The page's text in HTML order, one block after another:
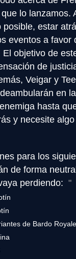
lo lanzamos.
posible, estar
eventos a favor
El objetivo de
de
Veigar y
en
hasta
y necesite
para los
de forma
perdiendo:
de Bardo Royale